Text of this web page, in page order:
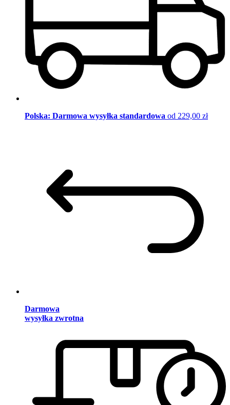
Polska: Darmowa wysyłka standardowa od 229,00 zł
Darmowa
wysyłka zwrotna